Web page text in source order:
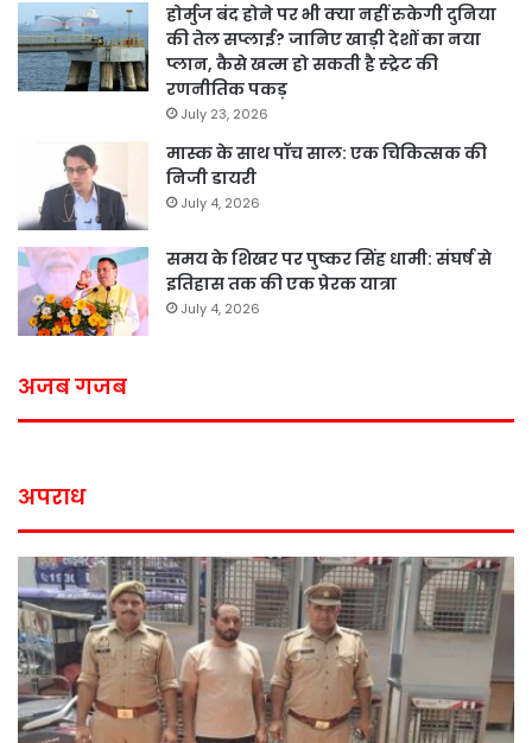
होर्मुज बंद होने पर भी क्या नहीं रुकेगी दुनिया
की तेल सप्लाई? जानिए खाड़ी देशों का नया
प्लान, कैसे खत्म हो सकती है स्ट्रेट की
रणनीतिक पकड़
July 23, 2026
मास्क के साथ पॉच साल: एक चिकित्सक की
निजी डायरी
July 4, 2026
समय के शिखर पर पुष्कर सिंह धामी: संघर्ष से
इतिहास तक की एक प्रेरक यात्रा
July 4, 2026
अजब गजब
अपराध